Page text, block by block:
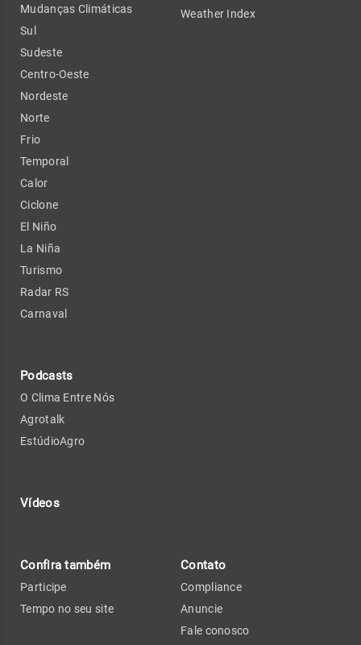
Mudanças Climáticas
Sul
Sudeste
Centro-Oeste
Nordeste
Norte
Frio
Temporal
Calor
Ciclone
El Niño
La Niña
Turismo
Radar RS
Carnaval
Podcasts
O Clima Entre Nós
Agrotalk
EstúdioAgro
Vídeos
Weather Index
Confira também
Participe
Tempo no seu site
Contato
Compliance
Anuncie
Fale conosco